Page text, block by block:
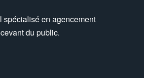
spécialisé en agencement
du public.